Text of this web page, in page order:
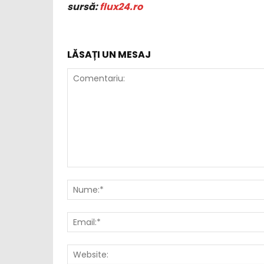
sursă:flux24.ro
LĂSAȚI UN MESAJ